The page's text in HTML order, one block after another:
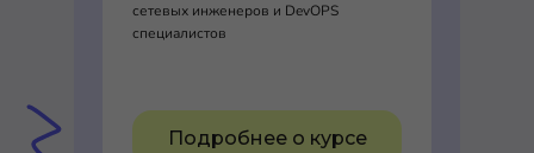
сетевых инженеров и DevOPS
специалистов
Подробнее о курсе